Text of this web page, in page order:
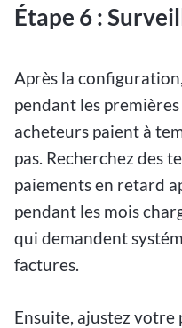
Étape 6 :
Après la
pendant les
acheteurs paient à
pas. Recherchez des
paiements en retard
pendant les mois
qui demandent
factures.
Ensuite, ajustez votre